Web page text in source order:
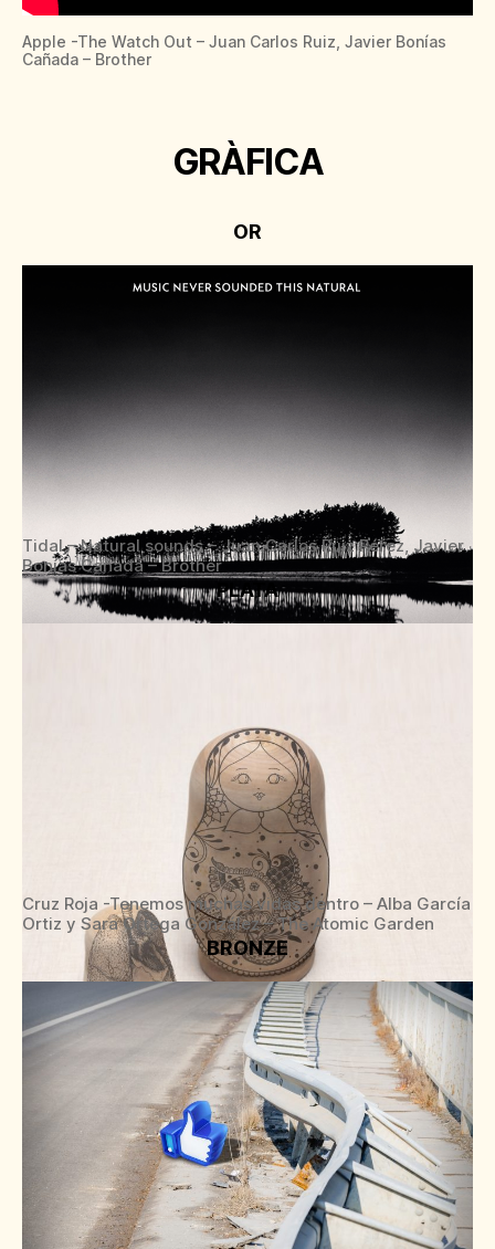
Apple -The Watch Out – Juan Carlos Ruiz, Javier Bonías
Cañada – Brother
GRÀFICA
OR
Tidal – Natural sounds – Juan Carlos Ruiz Pérez, Javier
Bonías Cañada – Brother
PLATA
Cruz Roja -Tenemos muchas vidas dentro – Alba García
Ortiz y Sara Ortega González – The Atomic Garden
BRONZE